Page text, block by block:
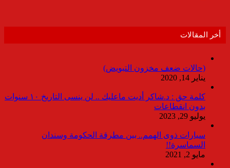
أخر المقالات
(حالات ضعف مخزون التبويض)
يناير 14, 2020
كلمة حق : د.شاكر أديت ماعليك .. لن ينسى التاريخ ١٠ سنوات
بدون انقطاعات
يوليو 29, 2023
سيارات ذوى الهمم.. بين مطرقة الحكومة وسندان
السماسرة!!
مايو 2, 2021